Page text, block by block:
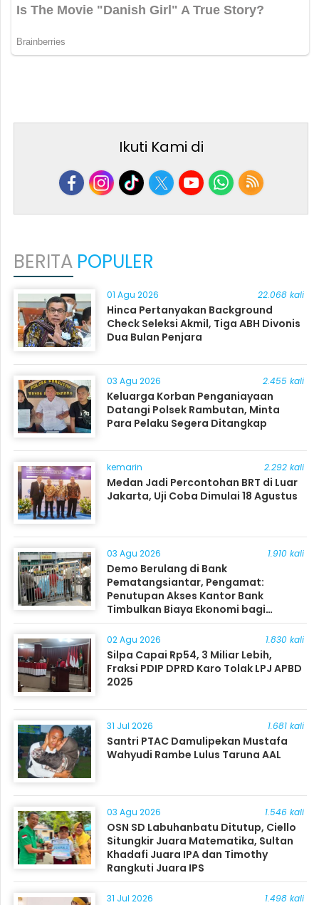
Ikuti Kami di
BERITA POPULER
01 Agu 2026 22.068 kali
Hinca Pertanyakan Background
Check Seleksi Akmil, Tiga ABH Divonis
Dua Bulan Penjara
03 Agu 2026 2.455 kali
Keluarga Korban Penganiayaan
Datangi Polsek Rambutan, Minta
Para Pelaku Segera Ditangkap
kemarin 2.292 kali
Medan Jadi Percontohan BRT di Luar
Jakarta, Uji Coba Dimulai 18 Agustus
03 Agu 2026 1.910 kali
Demo Berulang di Bank
Pematangsiantar, Pengamat:
Penutupan Akses Kantor Bank
Timbulkan Biaya Ekonomi bagi
Masyarakat
02 Agu 2026 1.830 kali
Silpa Capai Rp54, 3 Miliar Lebih,
Fraksi PDIP DPRD Karo Tolak LPJ APBD
2025
31 Jul 2026 1.681 kali
Santri PTAC Damulipekan Mustafa
Wahyudi Rambe Lulus Taruna AAL
03 Agu 2026 1.546 kali
OSN SD Labuhanbatu Ditutup, Ciello
Situngkir Juara Matematika, Sultan
Khadafi Juara IPA dan Timothy
Rangkuti Juara IPS
31 Jul 2026 1.498 kali